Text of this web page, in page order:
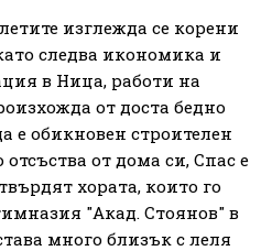
изглежда се корени
следва икономика и
в Ница, работи на
от доста бедно
е обикновен строителен
от дома си, Спас е
хората, които го
"Акад. Стоянов" в
много близък с леля